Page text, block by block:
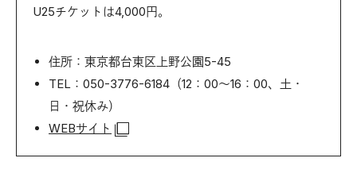
U25チケットは4,000円。
住所：東京都台東区上野公園5-45
TEL：050-3776-6184（12：00〜16：00、土・
日・祝休み）
WEBサイト